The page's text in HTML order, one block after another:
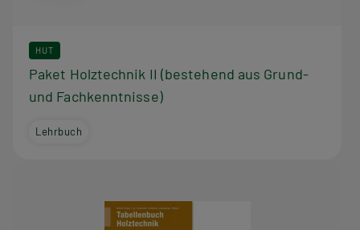
HUT
Paket Holztechnik II (bestehend aus Grund-
und Fachkenntnisse)
Lehrbuch